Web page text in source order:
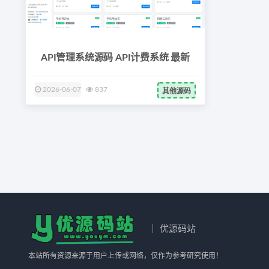
API管理系统源码 API计费系统 最新
2026-06-07 837 其他源码
｜ 优源码站
本站所有资源来源于用户上传或网络，仅作为参考研究使用！